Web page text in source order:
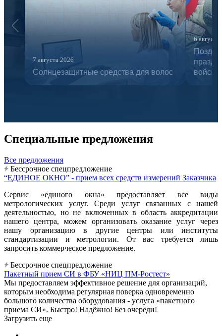
7 августа 2026
Солнцезащитные средства для волос
6 августа
войск
Специальные предложения
Все предложения
Бессрочное спецпредложение
“ЕДИНОЕ ОКНО” - прием всех средств измерений Заказчика
Сервис «единого окна» предоставляет все виды
метрологических услуг. Среди услуг связанных с нашей
деятельностью, но не включенных в область аккредитации
нашего центра, можем организовать оказание услуг через
нашу организацию в другие центры или институты
стандартизации и метрологии. От вас требуется лишь
запросить коммерческое предложение.
Бессрочное спецпредложение
Пакетный прием СИ в ФБУ «НИЦ ПМ-Ростест»
Мы предоставляем эффективное решение для организаций,
которым необходима регулярная поверка одновременно
большого количества оборудования - услуга «пакетного
приема СИ». Быстро! Надёжно! Без очереди!
Загрузить еще